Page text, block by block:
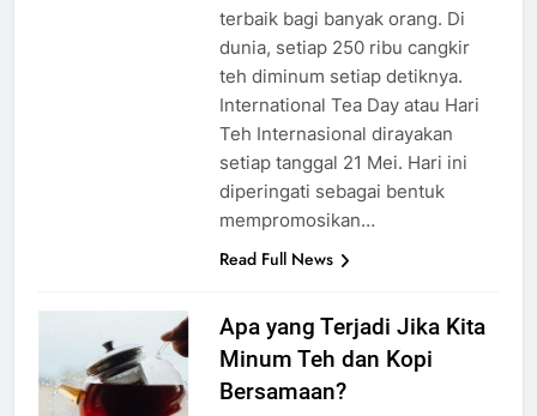
terbaik bagi banyak orang. Di
dunia, setiap 250 ribu cangkir
teh diminum setiap detiknya.
International Tea Day atau Hari
Teh Internasional dirayakan
setiap tanggal 21 Mei. Hari ini
diperingati sebagai bentuk
mempromosikan…
Read Full News
Apa yang Terjadi Jika Kita
Minum Teh dan Kopi
Bersamaan?